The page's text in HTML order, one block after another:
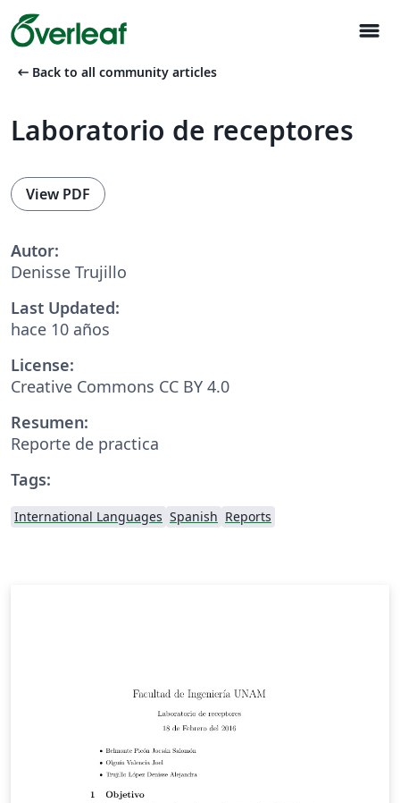
menu
arrow_left_alt Back to all community articles
Laboratorio de receptores
View PDF
Autor:
Denisse Trujillo
Last Updated:
hace 10 años
License:
Creative Commons CC BY 4.0
Resumen:
Reporte de practica
Tags:
International Languages Spanish Reports